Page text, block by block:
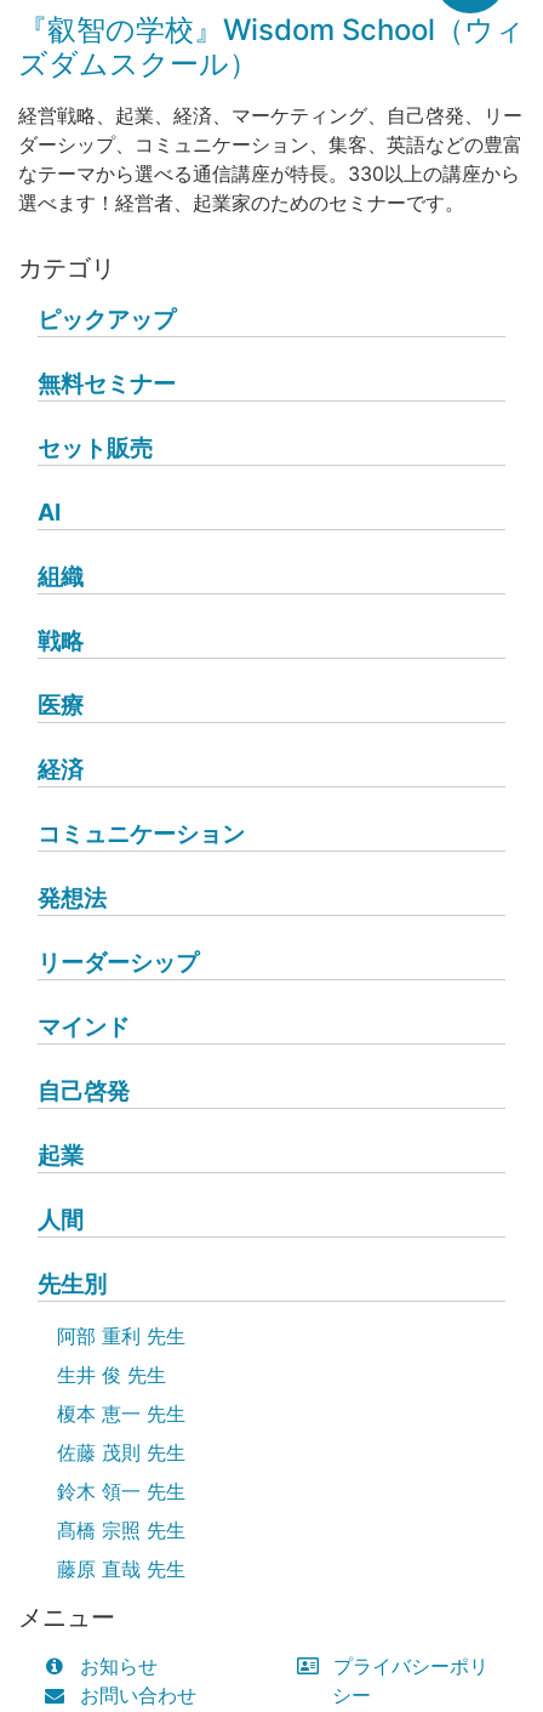
『叡智の学校』Wisdom School（ウィ
ズダムスクール）
経営戦略、起業、経済、マーケティング、自己啓発、リー
ダーシップ、コミュニケーション、集客、英語などの豊富
なテーマから選べる通信講座が特長。330以上の講座から
選べます！経営者、起業家のためのセミナーです。
カテゴリ
ピックアップ
無料セミナー
セット販売
AI
組織
戦略
医療
経済
コミュニケーション
発想法
リーダーシップ
マインド
自己啓発
起業
人間
先生別
阿部 重利 先生
生井 俊 先生
榎本 恵一 先生
佐藤 茂則 先生
鈴木 領一 先生
髙橋 宗照 先生
藤原 直哉 先生
メニュー
お知らせ
お問い合わせ
プライバシーポリ
シー